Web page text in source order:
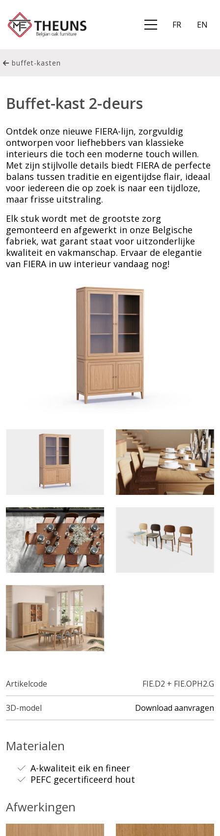
FR EN
buffet-kasten
Buffet-kast 2-deurs
Ontdek onze nieuwe FIERA-lijn, zorgvuldig
ontworpen voor liefhebbers van klassieke
interieurs die toch een moderne touch willen.
Met zijn stijlvolle details biedt FIERA de perfecte
balans tussen traditie en eigentijdse flair, ideaal
voor iedereen die op zoek is naar een tijdloze,
maar frisse uitstraling.
Elk stuk wordt met de grootste zorg
gemonteerd en afgewerkt in onze Belgische
fabriek, wat garant staat voor uitzonderlijke
kwaliteit en vakmanschap. Ervaar de elegantie
van FIERA in uw interieur vandaag nog!
Artikelcode FIE.D2 + FIE.OPH2.G
3D-model Download aanvragen
Materialen
A-kwaliteit eik en fineer
PEFC gecertificeerd hout
Afwerkingen